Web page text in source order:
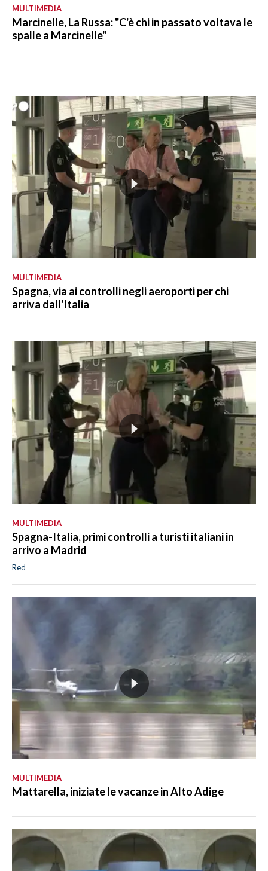
MULTIMEDIA
Marcinelle, La Russa: "C'è chi in passato voltava le
spalle a Marcinelle"
MULTIMEDIA
Spagna, via ai controlli negli aeroporti per chi
arriva dall'Italia
MULTIMEDIA
Spagna-Italia, primi controlli a turisti italiani in
arrivo a Madrid
Red
MULTIMEDIA
Mattarella, iniziate le vacanze in Alto Adige